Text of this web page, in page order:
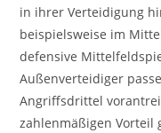
in ihrer Verteidigung
beispielsweise im
defensive
Außenverteidiger
Angriffsdrittel
zahlenmäßigen Vorteil